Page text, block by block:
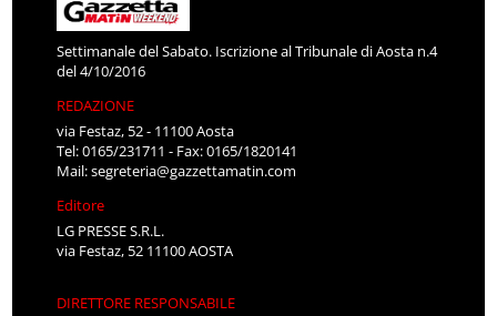
Settimanale del Sabato. Iscrizione al Tribunale di Aosta n.4
del 4/10/2016
REDAZIONE
via Festaz, 52 - 11100 Aosta
Tel: 0165/231711 - Fax: 0165/1820141
Mail:segreteria@gazzettamatin.com
Editore
LG PRESSE S.R.L.
via Festaz, 52 11100 AOSTA
DIRETTORE RESPONSABILE